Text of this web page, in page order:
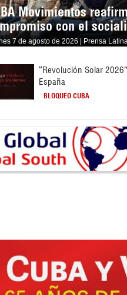
Movimientos
con el
7 de agosto de 2026 | Prensa
“Revolución Solar
España
BLOQUEO CUBA